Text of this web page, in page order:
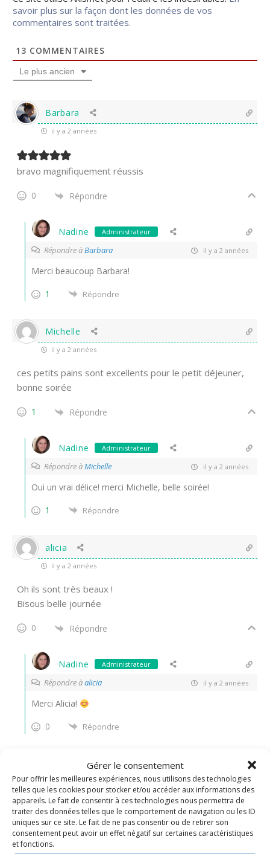
Gérer le consentement
Pour offrir les meilleures expériences, nous utilisons des technologies
telles que les cookies pour stocker et/ou accéder aux informations des
appareils. Le fait de consentir à ces technologies nous permettra de
traiter des données telles que le comportement de navigation ou les ID
uniques sur ce site. Le fait de ne pas consentir ou de retirer son
consentement peut avoir un effet négatif sur certaines caractéristiques
et fonctions.
savoir plus sur la façon dont les données de vos
commentaires sont traitées.
13 COMMENTAIRES
Le plus ancien
Barbara
il y a 2 années
bravo magnifiquement réussis
0 Répondre
Nadine Administrateur
Répondre àBarbara il y a 2 années
Merci beaucoup Barbara!
1
Répondre
Michelle
il y a 2 années
ces petits pains sont excellents pour le petit déjeuner,
bonne soirée
1 Répondre
Nadine Administrateur
Répondre àMichelle il y a 2 années
Oui un vrai délice! merci Michelle, belle soirée!
1
Répondre
alicia
il y a 2 années
Oh ils sont très beaux !
Bisous belle journée
0 Répondre
Nadine Administrateur
Répondre àalicia il y a 2 années
Merci Alicia!
0
Répondre
il y a 2 années
ils sont très beaux!
bonne journée
0